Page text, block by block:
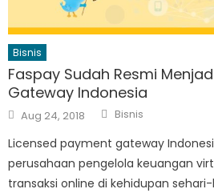
Bisnis
Faspay Sudah Resmi
Gateway Indonesia
Posted
on
Aug 24, 2018 Author
Bisnis
Licensed payment gateway
perusahaan pengelola keuangan
transaksi online di kehidupan